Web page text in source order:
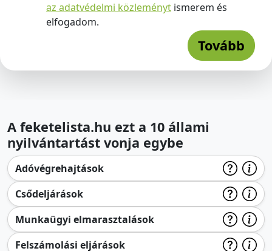
az adatvédelmi közleményt ismerem és
elfogadom.
Tovább
A feketelista.hu ezt a 10 állami
nyilvántartást vonja egybe
Adóvégrehajtások
Csődeljárások
Munkaügyi elmarasztalások
Felszámolási eljárások